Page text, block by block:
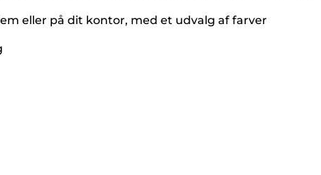
eller på dit kontor, med et udvalg af farver